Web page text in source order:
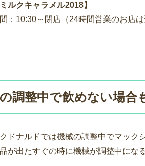
ミルクキャラメル2018】
：10:30～閉店（24時間営業のお店は
調整中で飲めない場合
ドナルドでは機械の調整中でマック
が出たすぐの時に機械が調整中にな